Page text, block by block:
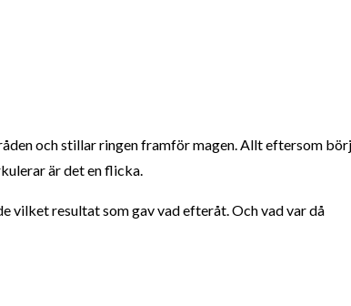
och stillar ringen framför magen. Allt eftersom
är det en flicka.
vilket resultat som gav vad efteråt. Och vad var då